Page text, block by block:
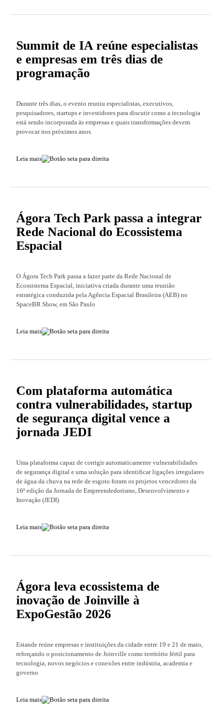
Summit de IA reúne especialistas
e empresas em três dias de
programação
Durante três dias, o evento reuniu especialistas, executivos,
pesquisadores, startups e investidores para discutir como a tecnologia
está sendo incorporada às empresas e quais transformações devem
provocar nos próximos anos.
Leia mais
Ágora Tech Park passa a integrar
Rede Nacional do Ecossistema
Espacial
O Ágora Tech Park passa a fazer parte da Rede Nacional de
Ecossistema Espacial, iniciativa criada durante uma reunião
estratégica conduzida pela Agência Espacial Brasileira (AEB) no
SpaceBR Show, em São Paulo
Leia mais
Com plataforma automática
contra vulnerabilidades, startup
de segurança digital vence a
jornada JEDI
Uma plataforma capaz de corrigir automaticamente vulnerabilidades
de segurança digital e uma solução para identificar ligações irregulares
de água da chuva na rede de esgoto foram os projetos vencedores da
16ª edição da Jornada de Empreendedorismo, Desenvolvimento e
Inovação (JEDI)
Leia mais
Ágora leva ecossistema de
inovação de Joinville à
ExpoGestão 2026
Estande reúne empresas e instituições da cidade entre 19 e 21 de maio,
reforçando o posicionamento de Joinville como território fértil para
tecnologia, novos negócios e conexões entre indústria, academia e
governo
Leia mais